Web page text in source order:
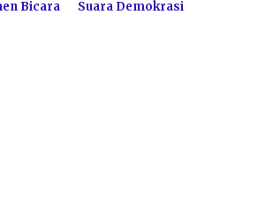
Bicara Suara Demokrasi